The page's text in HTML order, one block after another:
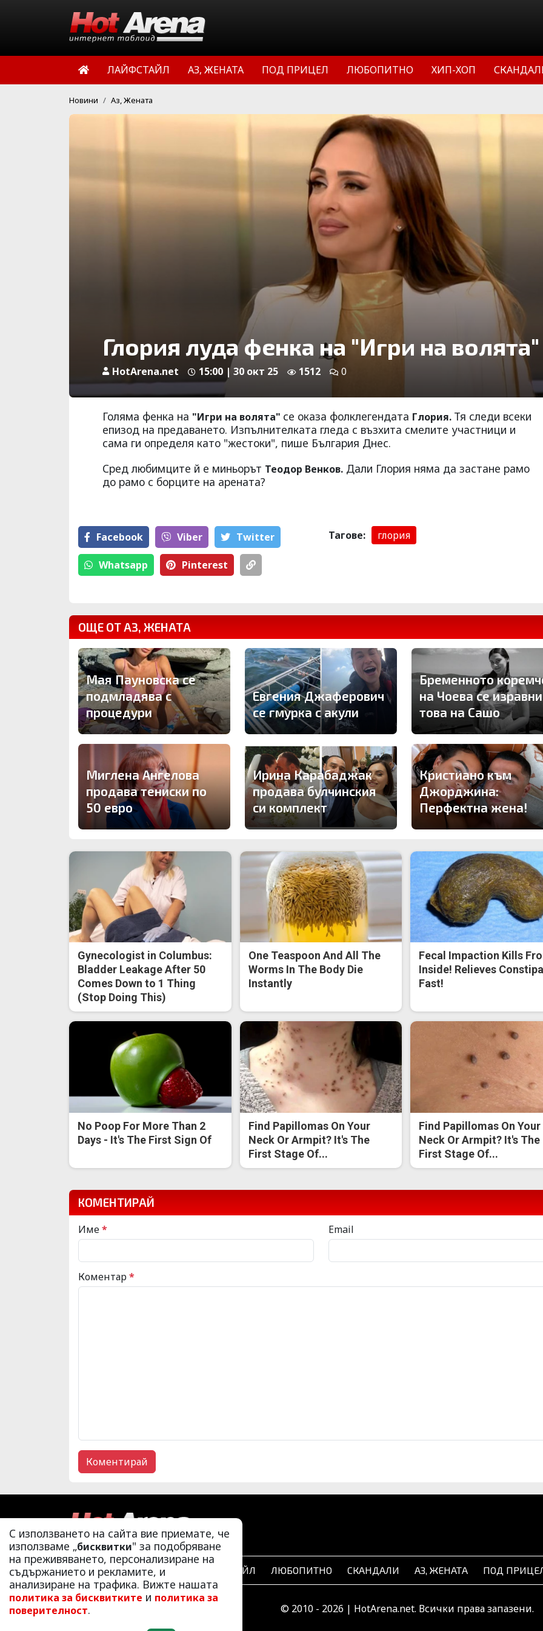
ЛАЙФСТАЙЛ АЗ, ЖЕНАТА ПОД ПРИЦЕЛ ЛЮБОПИТНО ХИП-ХОП
Новини Аз, Жената
Глория луда фенка на "Игри на волята"
HotArena.net 15:00 | 30 окт 25 1512 0
Голяма фенка на "Игри на волята" се оказа фолклегендата Глория. Тя следи всеки
епизод на предаването. Изпълнителката гледа с възхита смелите участници и
сама ги определя като "жестоки", пише България Днес.
Сред любимците й е миньорът Теодор Венков. Дали Глория няма да застане рамо
до рамо с борците на арената?
Facebook Viber Тwitter
Whatsapp Pinterest
Тагове: глория
ОЩЕ ОТ АЗ, ЖЕНАТА
Мая Пауновска се
подмладява с
процедури
Евгения Джаферович
се гмурка с акули
Бременното
на Чоева се
това на Сашо
Миглена Ангелова
продава тениски по
50 евро
Ирина Карабаджак
продава булчинския
си комплект
Кристиано към
Джорджина:
Перфектна жена!
Gynecologist in Columbus:
Bladder Leakage After 50
Comes Down to 1 Thing
(Stop Doing This)
One Teaspoon And All The
Worms In The Body Die
Instantly
Fecal Impaction Kills
Inside! Relieves
Fast!
No Poop For More Than 2
Days - It's The First Sign Of
Find Papillomas On Your
Neck Or Armpit? It's The
First Stage Of...
Find Papillomas On Your
Neck Or Armpit? It's The
First Stage Of...
КОМЕНТИРАЙ
Име* Email
Коментар*
С използването на сайта вие приемате, че
използваме „бисквитки" за подобряване
на преживяването, персонализиране на
съдържанието и рекламите, и
анализиране на трафика. Вижте нашата
политика за бисквитките и политика за
поверителност.
ЛАЙФСТАЙЛ ЛЮБОПИТНО СКАНДАЛИ АЗ, ЖЕНАТА ПОД
© 2010 - 2026 | HotArena.net. Всички права запазени.